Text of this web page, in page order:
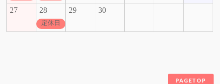
27 28
定休日
29 30
PAGETOP